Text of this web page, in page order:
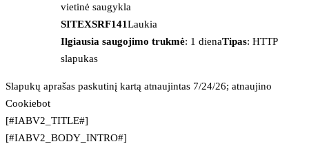
vietinė saugykla
SITEXSRF141Laukia
Ilgiausia saugojimo trukmė: 1 dienaTipas: HTTP
slapukas
Slapukų aprašas paskutinį kartą atnaujintas 7/24/26; atnaujino
Cookiebot
[#IABV2_TITLE#]
[#IABV2_BODY_INTRO#]